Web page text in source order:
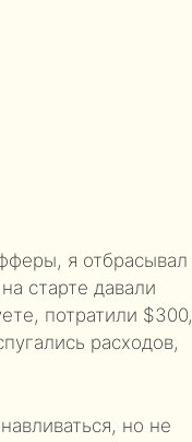
я отбрасывал
старте давали
потратили $300,
расходов,
но не